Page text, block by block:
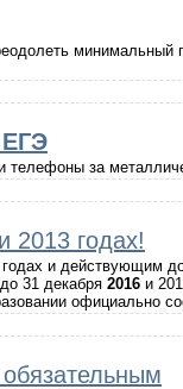
минимальный
ЕГЭ
телефоны за
2013 годах!
и действующим
31 декабря 2016 и
официально